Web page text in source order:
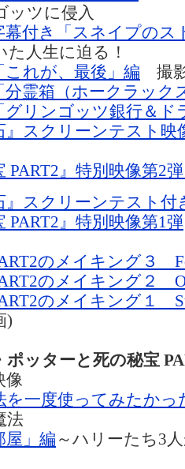
ッツに侵入
幕付き「スネイプのス
た人生に迫る！
これが、最後」編 撮
分霊箱（ホークラック
グリンゴッツ銀行＆ド
』スクリーンテスト
PART2』特別映像第
』スクリーンテスト
PART2』特別映像第1弾
のメイキング３
のメイキング２
のメイキング１
)
ポッターと死の秘宝
像
を一度使ってみたかっ
法
屋」編 ～ハリーたち3